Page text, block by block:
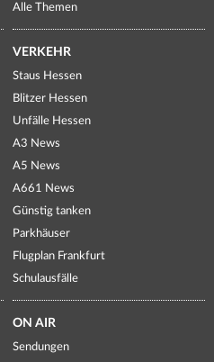
Alle Themen
VERKEHR
Staus Hessen
Blitzer Hessen
Unfälle Hessen
A3 News
A5 News
A661 News
Günstig tanken
Parkhäuser
Flugplan Frankfurt
Schulausfälle
ON AIR
Sendungen